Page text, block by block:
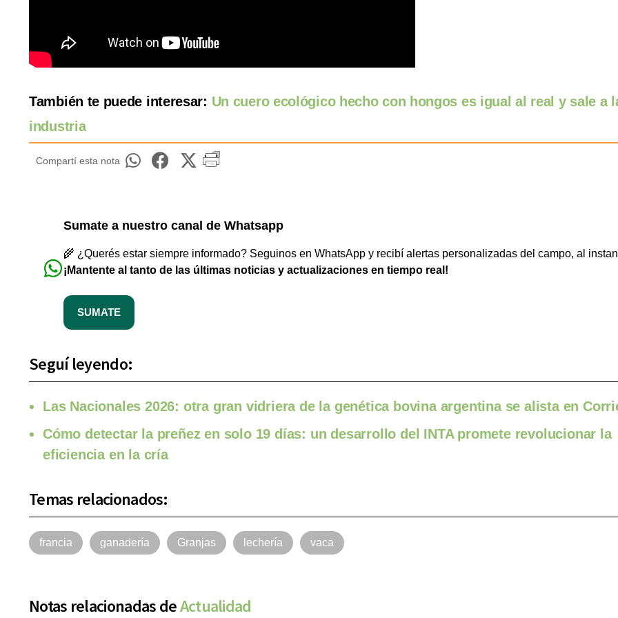
También te puede interesar: Un cuero ecológico hecho con hongos es igual al real y sale a
industria
Compartí esta nota
Sumate a nuestro canal de Whatsapp
🌾 ¿Querés estar siempre informado? Seguinos en WhatsApp y recibí alertas personalizadas del campo, al
¡Mantente al tanto de las últimas noticias y actualizaciones en tiempo real!
SUMATE
Seguí leyendo:
Las Nacionales 2026: otra gran vidriera de la genética bovina argentina se alista en
Cómo detectar la preñez en solo 19 días: un desarrollo del INTA promete revolucionar la
eficiencia en la cría
Temas relacionados:
francia ganadería Granjas lechería vaca
Notas relacionadas deActualidad